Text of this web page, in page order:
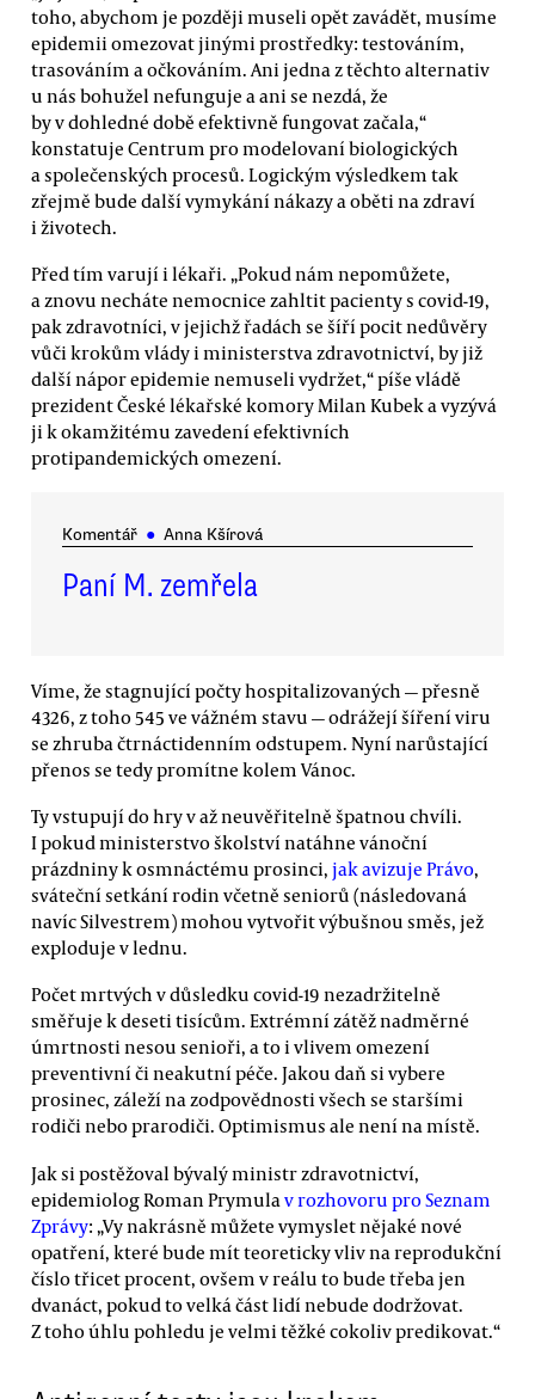
toho, abychom je později museli opět zavádět, musíme
epidemii omezovat jinými prostředky: testováním,
trasováním a očkováním. Ani jedna z těchto alternativ
u nás bohužel nefunguje a ani se nezdá, že
by v dohledné době efektivně fungovat začala,“
konstatuje Centrum pro modelovaní biologických
a společenských procesů. Logickým výsledkem tak
zřejmě bude další vymykání nákazy a oběti na zdraví
i životech.
Před tím varují i lékaři. „Pokud nám nepomůžete,
a znovu necháte nemocnice zahltit pacienty s covid-19,
pak zdravotníci, v jejichž řadách se šíří pocit nedůvěry
vůči krokům vlády i ministerstva zdravotnictví, by již
další nápor epidemie nemuseli vydržet,“ píše vládě
prezident České lékařské komory Milan Kubek a vyzývá
ji k okamžitému zavedení efektivních
protipandemických omezení.
Komentář ● Anna Kšírová
Paní M. zemřela
Víme, že stagnující počty hospitalizovaných — přesně
4326, z toho 545 ve vážném stavu — odrážejí šíření viru
se zhruba čtrnáctidenním odstupem. Nyní narůstající
přenos se tedy promítne kolem Vánoc.
Ty vstupují do hry v až neuvěřitelně špatnou chvíli.
I pokud ministerstvo školství natáhne vánoční
prázdniny k osmnáctému prosinci, jak avizuje Právo,
sváteční setkání rodin včetně seniorů (následovaná
navíc Silvestrem) mohou vytvořit výbušnou směs, jež
exploduje v lednu.
Počet mrtvých v důsledku covid-19 nezadržitelně
směřuje k deseti tisícům. Extrémní zátěž nadměrné
úmrtnosti nesou senioři, a to i vlivem omezení
preventivní či neakutní péče. Jakou daň si vybere
prosinec, záleží na zodpovědnosti všech se staršími
rodiči nebo prarodiči. Optimismus ale není na místě.
Jak si postěžoval bývalý ministr zdravotnictví,
epidemiolog Roman Prymula v rozhovoru pro Seznam
Zprávy: „Vy nakrásně můžete vymyslet nějaké nové
opatření, které bude mít teoreticky vliv na reprodukční
číslo třicet procent, ovšem v reálu to bude třeba jen
dvanáct, pokud to velká část lidí nebude dodržovat.
Z toho úhlu pohledu je velmi těžké cokoliv predikovat.“